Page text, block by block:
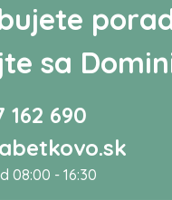
sa
162 690
08:00 - 16:30